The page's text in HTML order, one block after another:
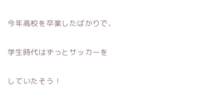
今年高校を卒業したばかりで、
学生時代はずっとサッカーを
していたそう！